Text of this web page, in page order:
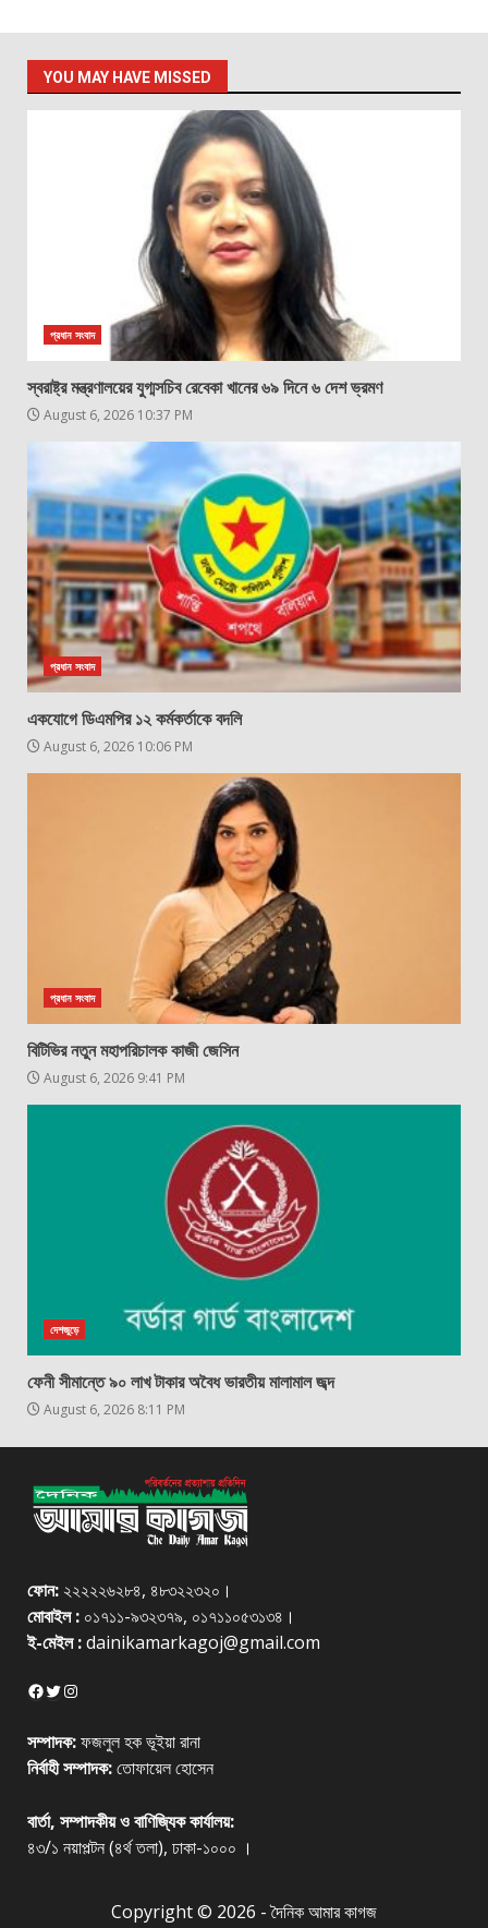
YOU MAY HAVE MISSED
প্রধান সংবাদ
স্বরাষ্ট্র মন্ত্রণালয়ের যুগ্মসচিব রেবেকা খানের ৬৯ দিনে ৬ দেশ ভ্রমণ
August 6, 2026 10:37 PM
প্রধান সংবাদ
একযোগে ডিএমপির ১২ কর্মকর্তাকে বদলি
August 6, 2026 10:06 PM
প্রধান সংবাদ
বিটিভির নতুন মহাপরিচালক কাজী জেসিন
August 6, 2026 9:41 PM
দেশজুড়ে
ফেনী সীমান্তে ৯০ লাখ টাকার অবৈধ ভারতীয় মালামাল জব্দ
August 6, 2026 8:11 PM
ফোন: ২২২২২৬২৮৪, ৪৮৩২২৩২০।
মোবাইল : ০১৭১১-৯৩২৩৭৯, ০১৭১১০৫৩১৩৪।
ই-মেইল :dainikamarkagoj@gmail.com
Facebook
Twitter
Instagram
সম্পাদক:ফজলুল হক ভূইয়া রানা
নির্বাহী সম্পাদক:তোফায়েল হোসেন
বার্তা, সম্পাদকীয় ও বাণিজ্যিক কার্যালয়:
৪৩/১ নয়াপল্টন (৪র্থ তলা), ঢাকা-১০০০ ।
Copyright © 2026 - দৈনিক আমার কাগজ